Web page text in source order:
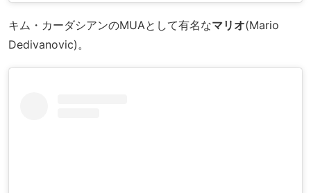
キム・カーダシアンのMUAとして有名なマリオ(Mario
Dedivanovic)。